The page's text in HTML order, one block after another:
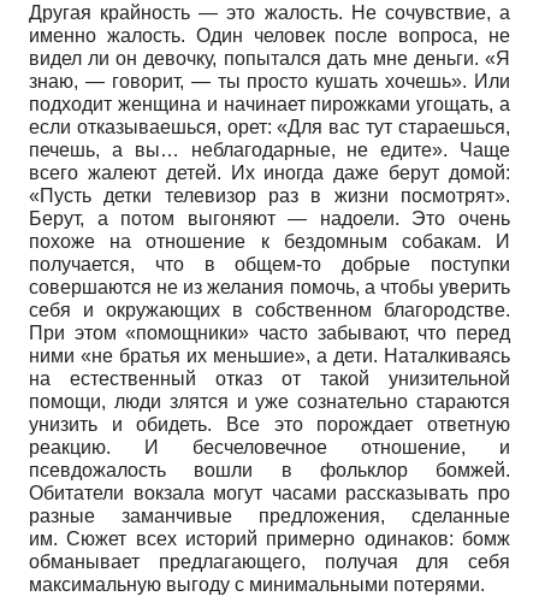
Другая крайность — это жалость. Не сочувствие, а
именно жалость. Один человек после вопроса, не
видел ли он девочку, попытался дать мне деньги. «Я
знаю, — говорит, — ты просто кушать хочешь». Или
подходит женщина и начинает пирожками угощать, а
если отказываешься, орет: «Для вас тут стараешься,
печешь, а вы… неблагодарные, не едите». Чаще
всего жалеют детей. Их иногда даже берут домой:
«Пусть детки телевизор раз в жизни посмотрят».
Берут, а потом выгоняют — надоели. Это очень
похоже на отношение к бездомным собакам. И
получается, что в общем-то добрые поступки
совершаются не из желания помочь, а чтобы уверить
себя и окружающих в собственном благородстве.
При этом «помощники» часто забывают, что перед
ними «не братья их меньшие», а дети. Наталкиваясь
на естественный отказ от такой унизительной
помощи, люди злятся и уже сознательно стараются
унизить и обидеть. Все это порождает ответную
реакцию. И бесчеловечное отношение, и
псевдожалость вошли в фольклор бомжей.
Обитатели вокзала могут часами рассказывать про
разные заманчивые предложения, сделанные
им. Сюжет всех историй примерно одинаков: бомж
обманывает предлагающего, получая для себя
максимальную выгоду с минимальными потерями.